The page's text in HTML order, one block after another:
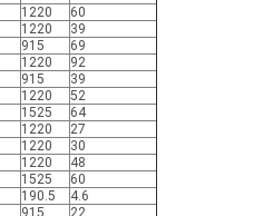
1220
60
1220
39
915
69
1220
92
915
39
1220
52
1525
64
1220
27
1220
30
1220
48
1525
60
190.5
4.6